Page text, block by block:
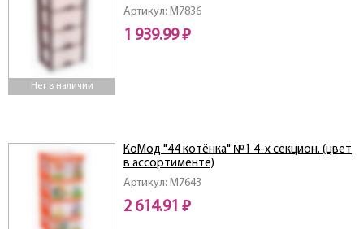
Нет в наличии
Артикул: M7836
1 939.99 ₽
Артикул: M7643
КоMод "44 котёнка" №1 4-х секцион. (цвет
в ассортименте)
2 614.91 ₽